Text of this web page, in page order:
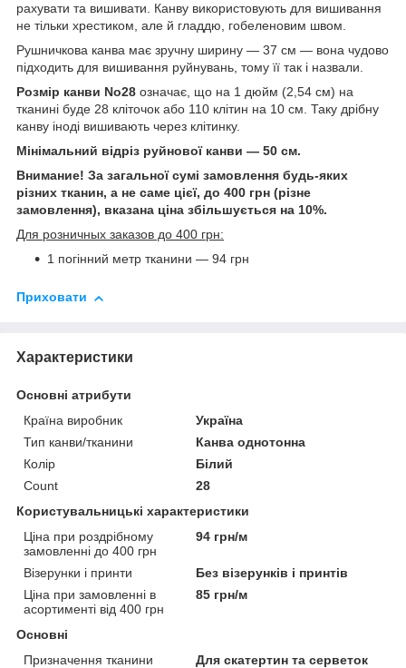
рахувати та вишивати. Канву використовують для вишивання
не тільки хрестиком, але й гладдю, гобеленовим швом.
Рушничкова канва має зручну ширину — 37 см — вона чудово
підходить для вишивання руйнувань, тому її так і назвали.
Розмір канви No28 означає, що на 1 дюйм (2,54 см) на
тканині буде 28 кліточок або 110 клітин на 10 см. Таку дрібну
канву іноді вишивають через клітинку.
Мінімальний відріз руйнової канви — 50 см.
Внимание! За загальної сумі замовлення будь-яких
різних тканин, а не саме цієї, до 400 грн (різне
замовлення), вказана ціна збільшується на 10%.
Для розничных заказов до 400 грн:
1 погінний метр тканини — 94 грн
Приховати
Характеристики
Основні атрибути
Країна виробник
Україна
Тип канви/тканини
Канва однотонна
Колір
Білий
Count
28
Користувальницькі характеристики
Ціна при роздрібному
замовленні до 400 грн
94 грн/м
Візерунки і принти
Без візерунків і принтів
Ціна при замовленні в
асортименті від 400 грн
85 грн/м
Основні
Призначення тканини
Для скатертин та серветок